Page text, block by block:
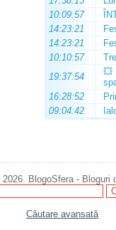
10:09:57
14:23:21
14:23:21
10:10:57
19:37:54
💥
16:28:52
09:04:42
BlogoSfera - Bloguri
Căutare avansată